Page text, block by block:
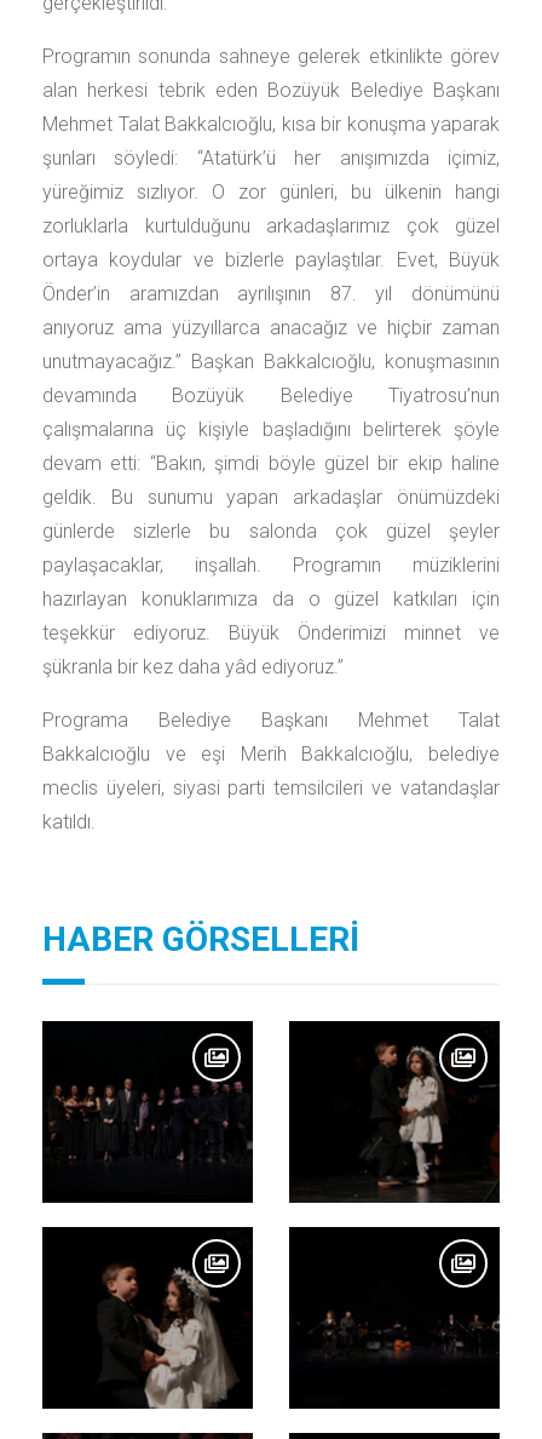
Programın sonunda sahneye gelerek etkinlikte görev
alan herkesi tebrik eden Bozüyük Belediye Başkanı
Mehmet Talat Bakkalcıoğlu, kısa bir konuşma yaparak
şunları söyledi: “Atatürk’ü her anışımızda içimiz,
yüreğimiz sızlıyor. O zor günleri, bu ülkenin hangi
zorluklarla kurtulduğunu arkadaşlarımız çok güzel
ortaya koydular ve bizlerle paylaştılar. Evet, Büyük
Önder’in aramızdan ayrılışının 87. yıl dönümünü
anıyoruz ama yüzyıllarca anacağız ve hiçbir zaman
unutmayacağız.” Başkan Bakkalcıoğlu, konuşmasının
devamında Bozüyük Belediye Tiyatrosu’nun
çalışmalarına üç kişiyle başladığını belirterek şöyle
devam etti: “Bakın, şimdi böyle güzel bir ekip haline
geldik. Bu sunumu yapan arkadaşlar önümüzdeki
günlerde sizlerle bu salonda çok güzel şeyler
paylaşacaklar, inşallah. Programın müziklerini
hazırlayan konuklarımıza da o güzel katkıları için
teşekkür ediyoruz. Büyük Önderimizi minnet ve
şükranla bir kez daha yâd ediyoruz.”
Programa Belediye Başkanı Mehmet Talat
Bakkalcıoğlu ve eşi Merih Bakkalcıoğlu, belediye
meclis üyeleri, siyasi parti temsilcileri ve vatandaşlar
katıldı.
HABER GÖRSELLERİ